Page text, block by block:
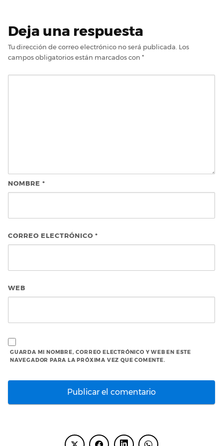
Deja una respuesta
Tu dirección de correo electrónico no será publicada. Los
campos obligatorios están marcados con *
NOMBRE *
CORREO ELECTRÓNICO *
WEB
GUARDA MI NOMBRE, CORREO ELECTRÓNICO Y WEB EN ESTE
NAVEGADOR PARA LA PRÓXIMA VEZ QUE COMENTE.